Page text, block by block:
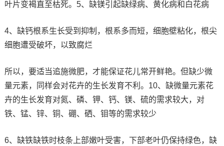
叶片变褐直至枯死。5、缺镁引起缺绿病、黄化病和白花病
4、缺钙根系生长受到抑制，根系多而短，细胞壁粘化，根尖
细胞遭受破坏，以致腐烂
所以，要适当追施微肥，才能保证花儿常开鲜艳。但缺少微
量元素，同样会对花卉的生长发育不利。10、缺微量元素花
卉的生长发育对氮、磷、钾、钙、镁、硫的需求较大，对
铁、锰、锌、铜、硼、硒、钼等的需求较少
6、缺铁缺铁时枝条上部嫩叶受害，下部老叶仍保持绿色，缺